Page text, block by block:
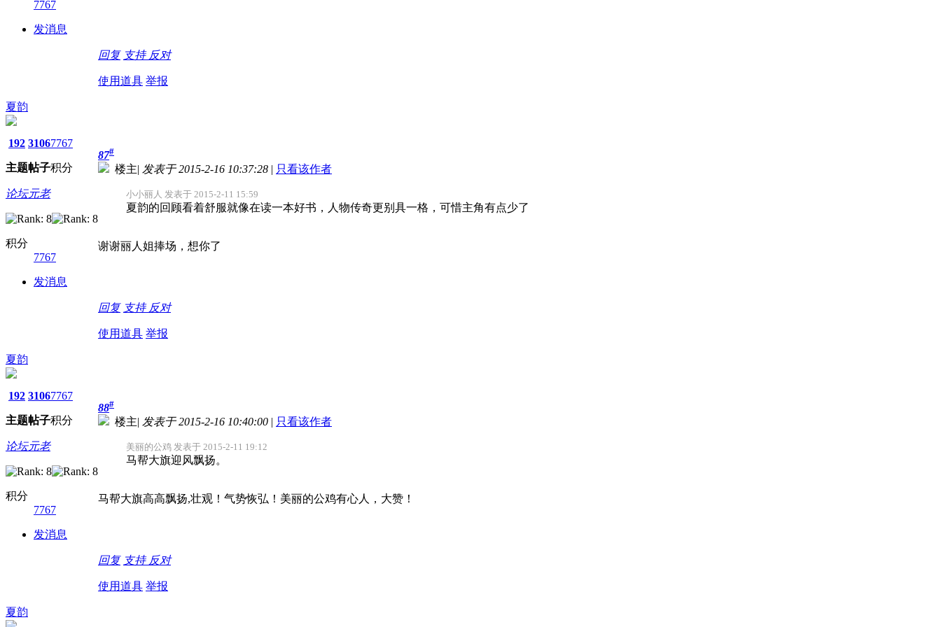
7767
发消息
回复 支持 反对
使用道具 举报
夏韵
192
主题
3106
帖子
7767
积分
论坛元老
积分
7767
发消息
87#
楼主| 发表于 2015-2-16 10:37:28 | 只看该作者
小小丽人 发表于 2015-2-11 15:59
夏韵的回顾看着舒服就像在读一本好书，人物传奇更别具一格，可惜主角有点少了
谢谢丽人姐捧场，想你了
回复 支持 反对
使用道具 举报
夏韵
192
主题
3106
帖子
7767
积分
论坛元老
积分
7767
发消息
88#
楼主| 发表于 2015-2-16 10:40:00 | 只看该作者
美丽的公鸡 发表于 2015-2-11 19:12
马帮大旗迎风飘扬。
马帮大旗高高飘扬,壮观！气势恢弘！美丽的公鸡有心人，大赞！
回复 支持 反对
使用道具 举报
夏韵